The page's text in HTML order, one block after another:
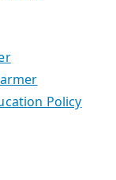
Policy